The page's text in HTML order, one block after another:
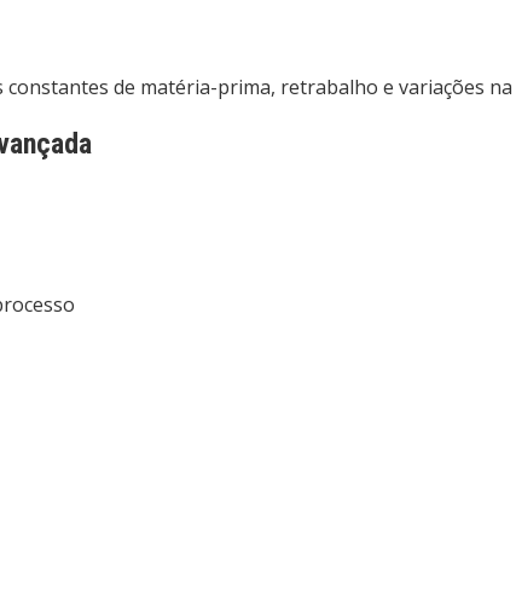
de matéria-prima, retrabalho e variações